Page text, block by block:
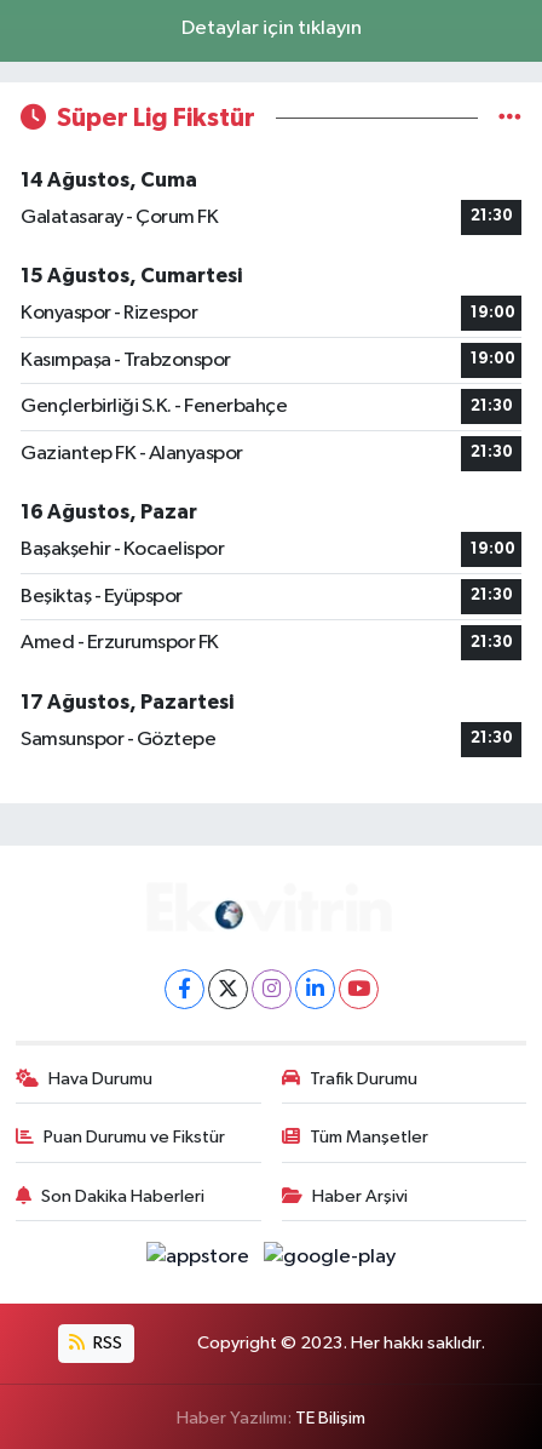
Detaylar için tıklayın
Süper Lig Fikstür
14 Ağustos, Cuma
Galatasaray - Çorum FK
21:30
15 Ağustos, Cumartesi
Konyaspor - Rizespor
19:00
Kasımpaşa - Trabzonspor 19:00
Gençlerbirliği S.K. - Fenerbahçe 21:30
Gaziantep FK - Alanyaspor 21:30
16 Ağustos, Pazar
Başakşehir - Kocaelispor
19:00
Beşiktaş - Eyüpspor 21:30
Amed - Erzurumspor FK 21:30
17 Ağustos, Pazartesi
Samsunspor - Göztepe
21:30
Hava Durumu Trafik Durumu
Puan Durumu ve Fikstür Tüm Manşetler
Son Dakika Haberleri Haber Arşivi
RSS Copyright © 2023. Her hakkı saklıdır.
Haber Yazılımı: TE Bilişim